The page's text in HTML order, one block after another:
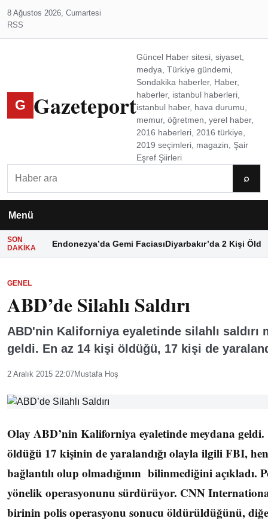
8 Ağustos 2026, Cumartesi
RSS
G Gazeteport
Güncel Haber sitesi, siyaset,
medya, Türkiye gündemi,
Sondakika haberler, Haber,
haberler, istanbul haberleri,
istanbul haber, hava durumu,
memur, öğretmen, yerel haber,
2016 haberleri, 2016 türkiye,
2019 seçimleri, magazin, Şair
Eşref Şiirleri
⌕
Menü
SON
DAKIKA
Endonezya’da Gemi FaciasıDiyarbakır’da 2 Kişi Öldü
GENEL
ABD’de Silahlı Saldırı
ABD'nin Kaliforniya eyaletinde silahlı saldırı
geldi. En az 14 kişi öldüğü, 17 kişi de
2 Aralık 2015 22:07Mustafa Hoş
Olay ABD’nin Kaliforniya eyaletinde meydana
öldüğü 17 kişinin de yaralandığı olayla ilgili FBI,
bağlantılı olup olmadığının bilinmediğini açıkladı.
yönelik operasyonunu sürdürüyor. CNN
birinin polis operasyonu sonucu öldürüldüğünü,